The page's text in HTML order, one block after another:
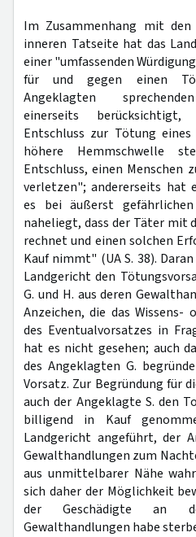
Im Zusammenhang mit
inneren Tatseite hat das
einer "umfassenden
für und gegen einen
Angeklagten
einerseits
Entschluss zur Tötung
höhere Hemmschwelle
Entschluss, einen Menschen
verletzen"; andererseits hat
es bei äußerst gefährlichen
naheliegt, dass der Täter mit
rechnet und einen solchen
Kauf nimmt" (UA S. 38).
Landgericht den
G. und H. aus deren
Anzeichen, die das Wissens-
des Eventualvorsatzes in
hat es nicht gesehen; auch
des Angeklagten G.
Vorsatz. Zur Begründung für
auch der Angeklagte S. den
billigend in Kauf
Landgericht angeführt, der
Gewalthandlungen zum
aus unmittelbarer Nähe
sich daher der Möglichkeit
der Geschädigte an
Gewalthandlungen habe